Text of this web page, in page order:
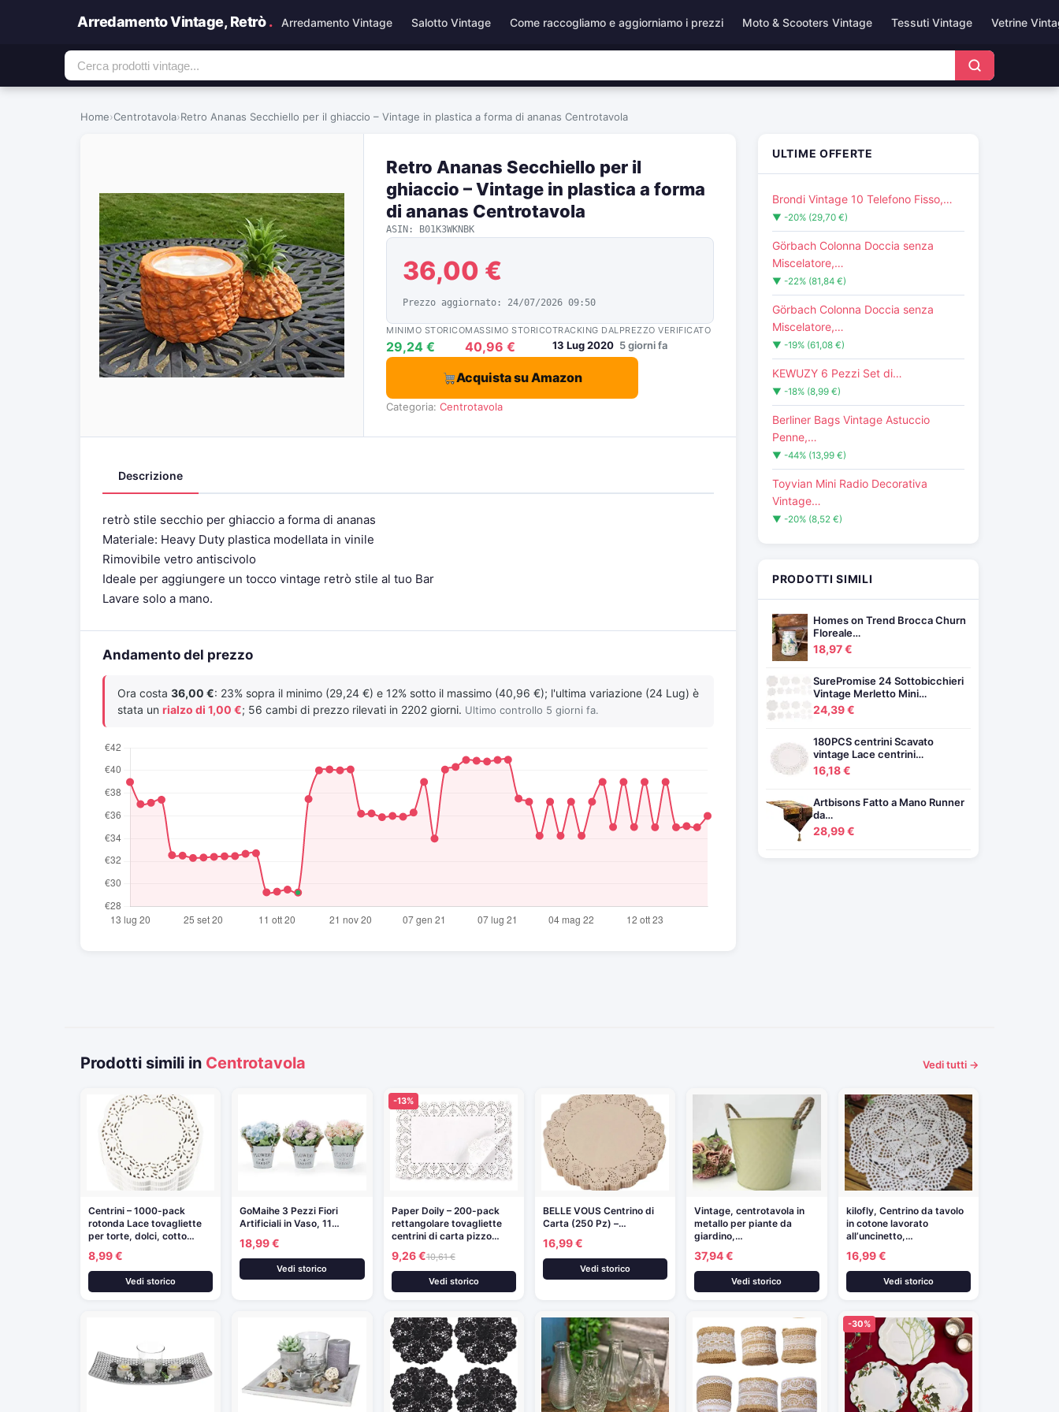
Arredamento Vintage, Retrò. Arredamento Vintage Salotto Vintage Come raccogliamo e aggiorniamo i prezzi Moto & Scooters Vintage Tessuti Vintage Vetrine
Home›Centrotavola›Retro Ananas Secchiello per il ghiaccio – Vintage in plastica a forma di ananas Centrotavola
Retro Ananas Secchiello per il
ghiaccio – Vintage in plastica a forma
di ananas Centrotavola
ASIN: B01K3WKNBK
36,00 €
Prezzo aggiornato: 24/07/2026 09:50
MINIMO STORICO
29,24 €
MASSIMO STORICO
40,96 €
TRACKING DAL
13 Lug 2020
PREZZO VERIFICATO
5 giorni fa
Acquista su Amazon
Categoria: Centrotavola
Descrizione
retrò stile secchio per ghiaccio a forma di ananas
Materiale: Heavy Duty plastica modellata in vinile
Rimovibile vetro antiscivolo
Ideale per aggiungere un tocco vintage retrò stile al tuo Bar
Lavare solo a mano.
Andamento del prezzo
Ora costa 36,00 €: 23% sopra il minimo (29,24 €) e 12% sotto il massimo (40,96 €); l'ultima variazione (24 Lug) è
stata un rialzo di 1,00 €; 56 cambi di prezzo rilevati in 2202 giorni. Ultimo controllo 5 giorni fa.
ULTIME OFFERTE
Brondi Vintage 10 Telefono Fisso,…
▼ -20% (29,70 €)
Görbach Colonna Doccia senza
Miscelatore,…
▼ -22% (81,84 €)
Görbach Colonna Doccia senza
Miscelatore,…
▼ -19% (61,08 €)
KEWUZY 6 Pezzi Set di…
▼ -18% (8,99 €)
Berliner Bags Vintage Astuccio
Penne,…
▼ -44% (13,99 €)
Toyvian Mini Radio Decorativa
Vintage…
▼ -20% (8,52 €)
PRODOTTI SIMILI
Homes on Trend Brocca Churn
Floreale…
18,97 €
SurePromise 24 Sottobicchieri
Vintage Merletto Mini…
24,39 €
180PCS centrini Scavato
vintage Lace centrini…
16,18 €
Artbisons Fatto a Mano Runner
da…
28,99 €
Prodotti simili in Centrotavola Vedi tutti →
Centrini – 1000-pack
rotonda Lace tovagliette
per torte, dolci, cotto…
8,99 €
Vedi storico
GoMaihe 3 Pezzi Fiori
Artificiali in Vaso, 11…
18,99 €
Vedi storico
-13%
Paper Doily – 200-pack
rettangolare tovagliette
centrini di carta pizzo…
9,26 €10,61 €
Vedi storico
BELLE VOUS Centrino di
Carta (250 Pz) –…
16,99 €
Vedi storico
Vintage, centrotavola in
metallo per piante da
giardino,…
37,94 €
Vedi storico
kilofly, Centrino da tavolo
in cotone lavorato
all’uncinetto,…
16,99 €
Vedi storico
-30%